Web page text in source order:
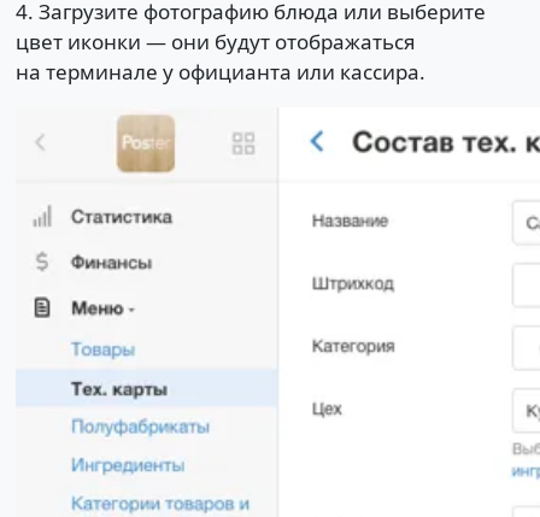
4. Загрузите фотографию блюда или выберите
цвет иконки — они будут отображаться
на терминале у официанта или кассира.